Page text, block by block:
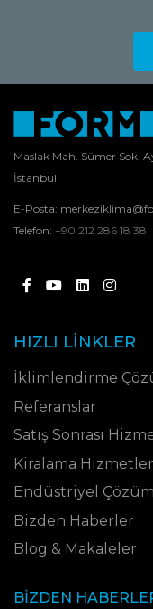
Maslak Mah. Sümer Sok.
İstanbul
E-Posta:
Telefon: +90 212 286 18 38
HIZLI LINKLER
İklimlendirme
Referanslar
Satış Sonrası
Kiralama
Endüstriyel
Bizden Haberler
Blog & Makaleler
BIZDEN